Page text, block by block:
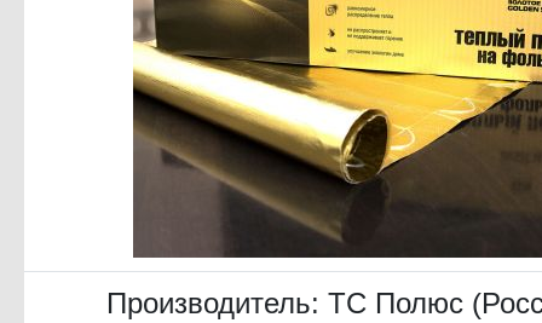
Производитель: ТС Полюс